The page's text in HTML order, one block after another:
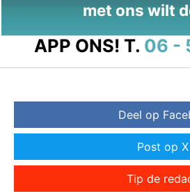
met ons wilt
APP ONS! T. 06 -
Deel op
Post op X
Tip de